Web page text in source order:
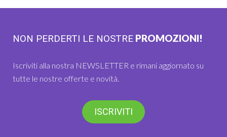
NON PERDERTI LE NOSTRE PROMOZIONI!
Iscriviti alla nostra NEWSLETTER e rimani aggiornato su
tutte le nostre offerte e novità.
ISCRIVITI